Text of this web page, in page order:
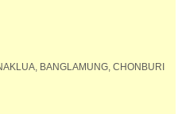
BANGLAMUNG, CHONBURI